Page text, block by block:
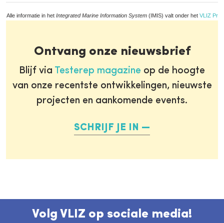
Alle informatie in het Integrated Marine Information System (IMIS) valt onder het VLIZ
Ontvang onze nieuwsbrief
Blijf via Testerep magazine op de hoogte
van onze recentste ontwikkelingen, nieuwste
projecten en aankomende events.
SCHRIJF JE IN
Volg VLIZ op sociale media!